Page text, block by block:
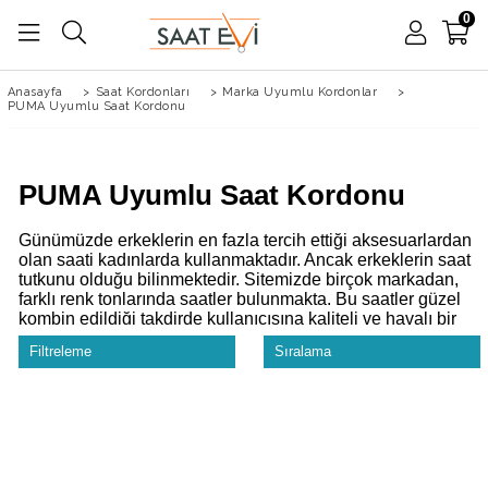
0
Anasayfa > Saat Kordonları > Marka Uyumlu Kordonlar
>
PUMA Uyumlu Saat Kordonu
PUMA Uyumlu Saat Kordonu
Günümüzde erkeklerin en fazla tercih ettiği aksesuarlardan
olan saati kadınlarda kullanmaktadır. Ancak erkeklerin saat
tutkunu olduğu bilinmektedir. Sitemizde birçok markadan,
farklı renk tonlarında saatler bulunmakta. Bu saatler güzel
kombin edildiği takdirde kullanıcısına kaliteli ve havalı bir
hava katmakta. Sitemizdeki markaların orjinal olduğuna
emin olabilirsiniz.
Filtreleme Sıralama